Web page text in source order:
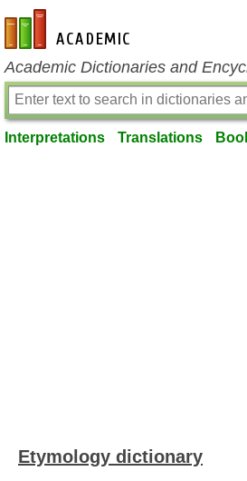
en-academic.com
Academic Dictionaries and
Interpretations Translations
Etymology dictionary